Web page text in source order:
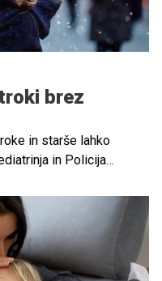
brez
in starše lahko
in Policija
avtom in toplih oblačil
ter ravnanja, če se
res pomembna, vesta
perilo, puhasto
in njegova